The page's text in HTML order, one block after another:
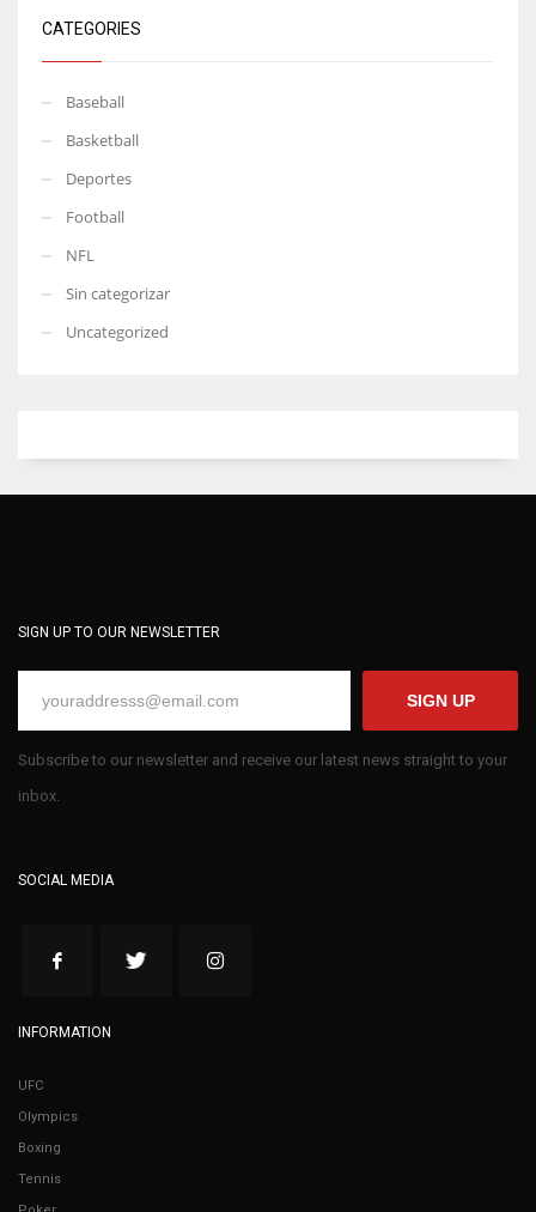
CATEGORIES
Baseball
Basketball
Deportes
Football
NFL
Sin categorizar
Uncategorized
SIGN UP TO OUR NEWSLETTER
SIGN UP
Subscribe to our newsletter and receive our latest news straight to your
inbox.
SOCIAL MEDIA
INFORMATION
UFC
Olympics
Boxing
Tennis